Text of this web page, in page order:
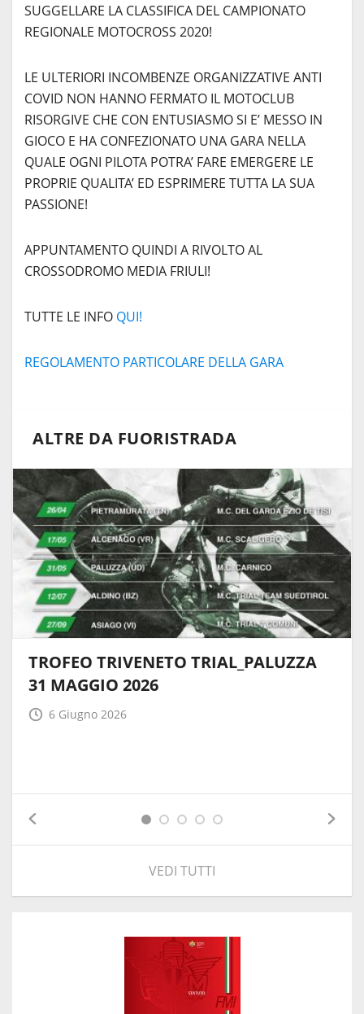
SUGGELLARE LA CLASSIFICA DEL CAMPIONATO
REGIONALE MOTOCROSS 2020!
LE ULTERIORI INCOMBENZE ORGANIZZATIVE ANTI
COVID NON HANNO FERMATO IL MOTOCLUB
RISORGIVE CHE CON ENTUSIASMO SI E’ MESSO IN
GIOCO E HA CONFEZIONATO UNA GARA NELLA
QUALE OGNI PILOTA POTRA’ FARE EMERGERE LE
PROPRIE QUALITA’ ED ESPRIMERE TUTTA LA SUA
PASSIONE!
APPUNTAMENTO QUINDI A RIVOLTO AL
CROSSODROMO MEDIA FRIULI!
TUTTE LE INFO QUI!
REGOLAMENTO PARTICOLARE DELLA GARA
ALTRE DA FUORISTRADA
TROFEO TRIVENETO TRIAL_PALUZZA
31 MAGGIO 2026
6 Giugno 2026
VEDI TUTTI